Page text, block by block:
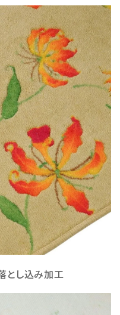
とし込み加工